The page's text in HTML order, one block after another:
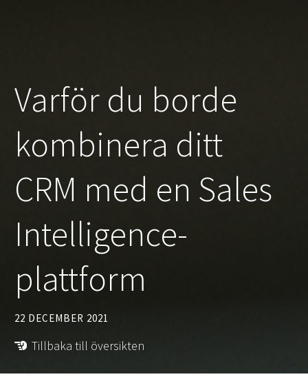
Varför du borde
kombinera ditt
CRM med en Sales
Intelligence-
plattform
22 DECEMBER 2021
Tillbaka till översikten